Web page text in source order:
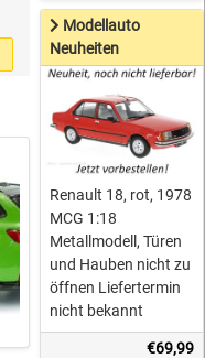
Modellauto
Neuheiten
Renault 18, rot, 1978
MCG 1:18
Metallmodell, Türen
und Hauben nicht zu
öffnen Liefertermin
nicht bekannt
€69,99